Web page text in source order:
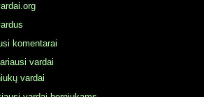
komentarai
vardai
vardai